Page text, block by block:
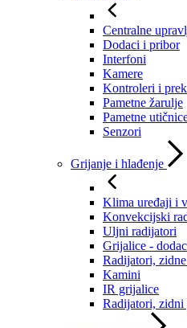
Centralne
Dodaci i pribor
Interfoni
Kamere
Kontroleri i
Pametne žarulje
Pametne
Senzori
Grijanje i hlađenje
Klima uređaji i
Konvekcijski
Uljni radijatori
Grijalice -
Radijatori,
Kamini
IR grijalice
Radijatori, zidni